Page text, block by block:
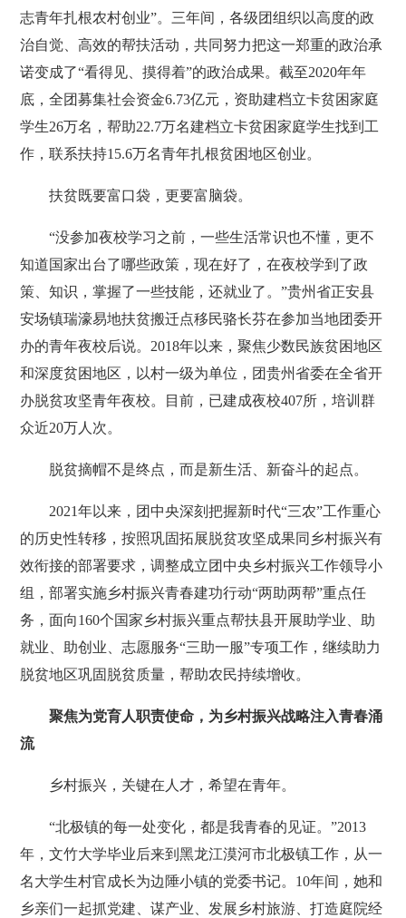
志青年扎根农村创业”。三年间，各级团组织以高度的政
治自觉、高效的帮扶活动，共同努力把这一郑重的政治承
诺变成了“看得见、摸得着”的政治成果。截至2020年年
底，全团募集社会资金6.73亿元，资助建档立卡贫困家庭
学生26万名，帮助22.7万名建档立卡贫困家庭学生找到工
作，联系扶持15.6万名青年扎根贫困地区创业。
扶贫既要富口袋，更要富脑袋。
“没参加夜校学习之前，一些生活常识也不懂，更不
知道国家出台了哪些政策，现在好了，在夜校学到了政
策、知识，掌握了一些技能，还就业了。”贵州省正安县
安场镇瑞濠易地扶贫搬迁点移民骆长芬在参加当地团委开
办的青年夜校后说。2018年以来，聚焦少数民族贫困地区
和深度贫困地区，以村一级为单位，团贵州省委在全省开
办脱贫攻坚青年夜校。目前，已建成夜校407所，培训群
众近20万人次。
脱贫摘帽不是终点，而是新生活、新奋斗的起点。
2021年以来，团中央深刻把握新时代“三农”工作重心
的历史性转移，按照巩固拓展脱贫攻坚成果同乡村振兴有
效衔接的部署要求，调整成立团中央乡村振兴工作领导小
组，部署实施乡村振兴青春建功行动“两助两帮”重点任
务，面向160个国家乡村振兴重点帮扶县开展助学业、助
就业、助创业、志愿服务“三助一服”专项工作，继续助力
脱贫地区巩固脱贫质量，帮助农民持续增收。
聚焦为党育人职责使命，为乡村振兴战略注入青春涌
流
乡村振兴，关键在人才，希望在青年。
“北极镇的每一处变化，都是我青春的见证。”2013
年，文竹大学毕业后来到黑龙江漠河市北极镇工作，从一
名大学生村官成长为边陲小镇的党委书记。10年间，她和
乡亲们一起抓党建、谋产业、发展乡村旅游、打造庭院经